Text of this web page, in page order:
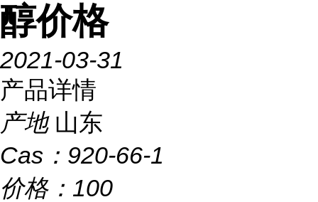
醇价格
2021-03-31
产品详情
产地 山东
Cas： 920-66-1
价格： 100